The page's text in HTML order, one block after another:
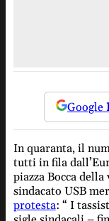
Google
In quaranta, il
tutti in fila
piazza Bocca
sindacato USB
protesta: “ I